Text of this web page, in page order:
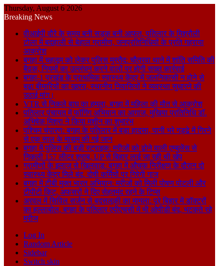
Thursday, August 6 2026
Breaking News
वीआईपी दौरे के समय बनी सड़क बनी आफत, पतिलार के मिश्रौली
टोला में बदहाली से बेहाल ग्रामीण, जनप्रतिनिधियों के प्रति गहराया
आक्रोश
बगहा में चहलूम को लेकर पुलिस मुस्तैद: चौतरवा थाने में शांति समिति की
बैठक, नियमों का उल्लंघन करने वालों पर होगी सख्त कार्रवाई
बगहा-1 प्रखंड के प्राथमिक स्वास्थ्य केंद्र में जलनिकासी न होने से
बढ़ा बीमारियों का खतरा, स्थानीय निवासियों ने व्यवस्था सुधारने की
उठाई मांग।
VTR से निकले बाघ का हमला, बगहा में महिला की मौत से आक्रोश
पतिलार पंचायत में फॉगिंग अभियान का आगाज, मुखिया प्रतिनिधि डॉ.
अभिषेक मिश्रा ने किया मशीन का शुभारंभ
पश्चिम चंपारण: बगहा के पतिलार में बड़ा हादसा, पानी भरे गड्ढे में गिरने
से एक साल के मासूम की गई जान
बगहा में पुलिस की बड़ी स्ट्राइक: मरीजों को ढोने वाली एम्बुलेंस से
निकली 157 लीटर शराब, UP से बिहार लाई जा रही थी खेप
ग्रामीणों के इलाज से खिलवाड़: बगहा में औचक निरीक्षण के दौरान दो
स्वास्थ्य केंद्र मिले बंद, दोषी कर्मियों पर गिरेगी गाज
बगहा में टीबी मुक्त भारत अभियान: मरीजों को मिली पोषण पोटली और
टीपीटी किट, अफसरों ने दिए सेहतमंद रहने के टिप्स
अरवल में सिविल सर्जन से बदसलूकी का मामला: पूरे बिहार में डॉक्टरों
का हल्लाबोल, बगहा के पतिलार एपीएचसी में भी ओपीडी बंद, भटकते रहे
मरीज
Log In
Random Article
Sidebar
Switch skin